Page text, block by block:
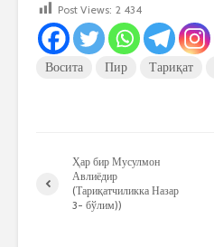
Post Views: 2 434
Восита Пир Тариқат
Ҳар бир Мусулмон
Авлиёдир
(Тариқатчиликка Назар
3- бўлим))